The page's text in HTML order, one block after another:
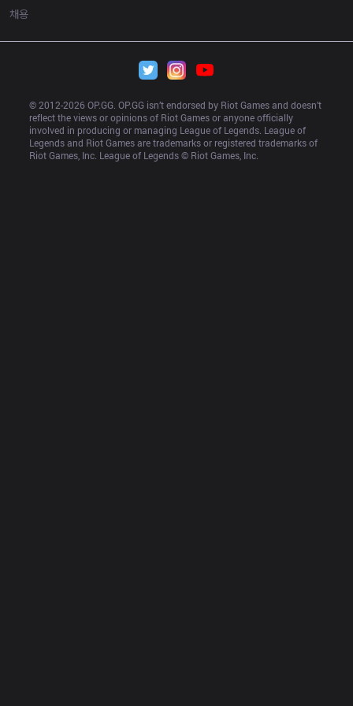
채용
© 2012-2026 OP.GG. OP.GG isn’t endorsed by Riot Games and doesn’t
reflect the views or opinions of Riot Games or anyone officially
involved in producing or managing League of Legends. League of
Legends and Riot Games are trademarks or registered trademarks of
Riot Games, Inc. League of Legends © Riot Games, Inc.